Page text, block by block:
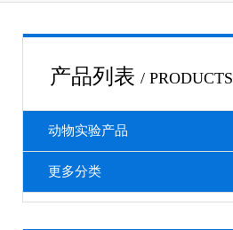
产品列表 / PRODUCTS
动物实验产品
更多分类